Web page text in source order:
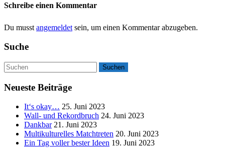
Schreibe einen Kommentar
Du musst angemeldet sein, um einen Kommentar abzugeben.
Suche
Neueste Beiträge
It‘s okay… 25. Juni 2023
Wall- und Rekordbruch 24. Juni 2023
Dankbar 21. Juni 2023
Multikulturelles Matchtreten 20. Juni 2023
Ein Tag voller bester Ideen 19. Juni 2023